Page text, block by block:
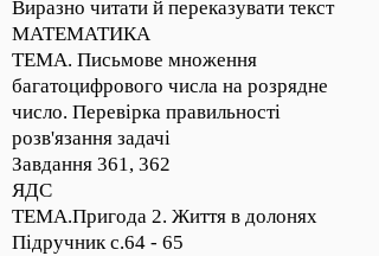
Виразно читати й переказувати текст
МАТЕМАТИКА
ТЕМА. Письмове множення
багатоцифрового числа на розрядне
число. Перевірка правильності
розв'язання задачі
Завдання 361, 362
ЯДС
ТЕМА.Пригода 2. Життя в долонях
Підручник с.64 - 65